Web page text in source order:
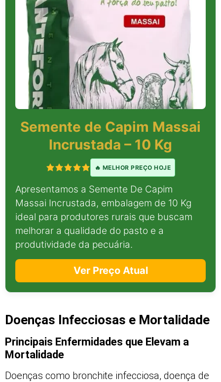
Semente de Capim Massai
Incrustada – 10 Kg
🔥 MELHOR PREÇO HOJE
Apresentamos a Semente De Capim
Massai Incrustada, embalagem de 10 Kg
ideal para produtores rurais que buscam
melhorar a qualidade do pasto e a
produtividade da pecuária.
Ver Preço Atual
Doenças Infecciosas e Mortalidade
Principais Enfermidades que Elevam a
Mortalidade
Doenças como bronchite infecciosa, doença de